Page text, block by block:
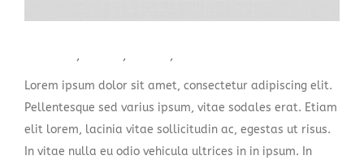
, , ,
Lorem ipsum dolor sit amet, consectetur adipiscing elit.
Pellentesque sed varius ipsum, vitae sodales erat. Etiam
elit lorem, lacinia vitae sollicitudin ac, egestas ut risus.
In vitae nulla eu odio vehicula ultrices in in ipsum. In